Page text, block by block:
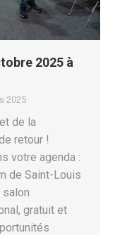
2025 à
2025
de la
retour !
votre agenda :
de Saint-Louis
gratuit et